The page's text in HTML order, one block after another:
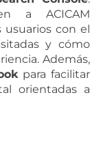
a ACICAM
usuarios con el
y cómo
Además,
para facilitar
orientadas a